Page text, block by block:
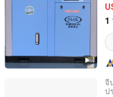
1
Shanghai, China
จี
ป